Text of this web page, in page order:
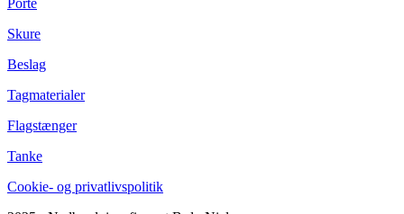
Skure
Beslag
Tagmaterialer
Flagstænger
Tanke
Cookie- og privatlivspolitik